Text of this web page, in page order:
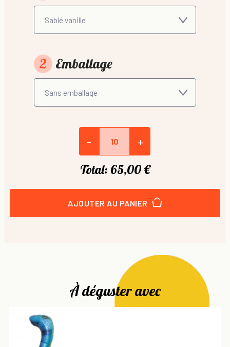
2 Emballage
- +
Total: 65,00 €
AJOUTER AU PANIER
À déguster avec